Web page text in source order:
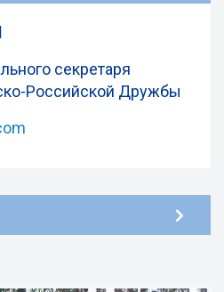
секретаря
Российской Дружбы